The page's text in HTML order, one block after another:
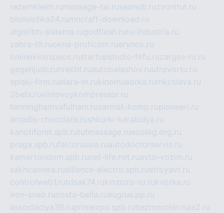
rezemkleim.ru massage-tai.ruseonub.ruzvonitut.ru
biolisichka24.ru mncraft-download.ru
algoritm-sistema.rugodflesh.ru ru-industria.ru
zebra-tlt.ruokna-proficom.ruerynok.ru
onlinekinospace.rustartupstudio-fefu.ruzarges-ru.ru
gegenjustizunrecht.ruautobalashov.ruutrovortu.ru
spiski-firm.ruelara-m.rukinomusorka.ru mkcslava.ru
2bets.ruvintovoykompressor.ru
birminghamvsfulham.rusarmat-komp.rupioneeri.ru
amadis-chocolate.rushkurki-karakulya.ru
kanotiforet.spb.rututmassage.ruecolog.org.ru
praga.spb.rufalcorussia.ruautodoctorservis.ru
kamertondom.spb.ru net-life.net.ruavto-vozim.ru
sakhcamera.rualliance-electro.spb.rustroyavt.ru
controlweb1.rutdsak74.rukinzozo-ru.rukvotka.ru
iron-snab.rucosta-bella.rueugrus.pp.ru
associaciya39.ruprimexpo.spb.rubezmorchin.ru ia2.ru